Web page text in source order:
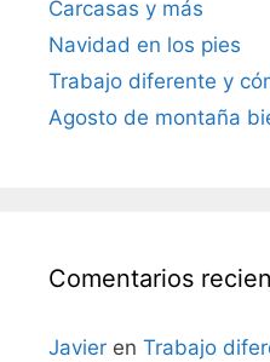
Carcasas y más
Navidad en los pies
Trabajo diferente y
Agosto de montaña
Comentarios
Javier en Trabajo